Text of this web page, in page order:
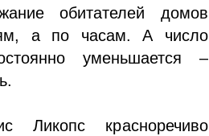
обитателей домов
а по часам. А число
уменьшается –
Ликопс красноречиво